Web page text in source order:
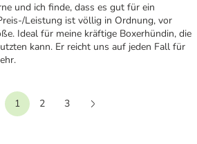
und ich finde, dass es gut für ein
Leistung ist völlig in Ordnung, vor
Ideal für meine kräftige Boxerhündin, die
kann. Er reicht uns auf jeden Fall für
1 2
3